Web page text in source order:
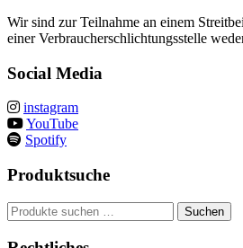
Wir sind zur Teilnahme an einem
einer Verbraucherschlichtungsstelle
Social Media
instagram
YouTube
Spotify
Produktsuche
Suchen
nach:
Suchen